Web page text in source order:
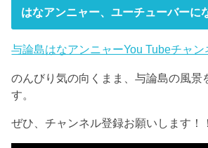
はなアンニャー、ユーチューバーに
与論島はなアンニャーYou Tubeチャン
のんびり気の向くまま、与論島の風景
す。
ぜひ、チャンネル登録お願いします！！